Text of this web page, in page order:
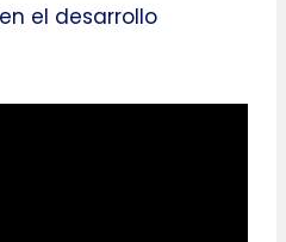
el desarrollo